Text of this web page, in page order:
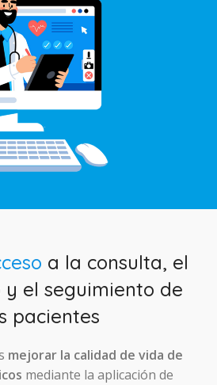
a la consulta, el
el seguimiento de
pacientes
mejorar la calidad de vida de
mediante la aplicación de